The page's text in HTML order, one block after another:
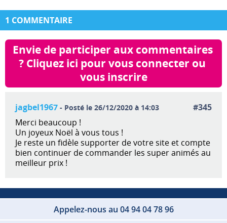
1 COMMENTAIRE
Envie de participer aux commentaires
? Cliquez ici pour vous connecter ou
vous inscrire
jagbel1967 - Posté le 26/12/2020 à 14:03
#345
Merci beaucoup !
Un joyeux Noël à vous tous !
Je reste un fidèle supporter de votre site et compte
bien continuer de commander les super animés au
meilleur prix !
Appelez-nous au 04 94 04 78 96